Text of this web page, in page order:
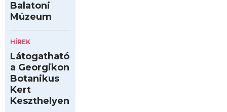
Balatoni
Múzeum
HÍREK
Látogatható
a Georgikon
Botanikus
Kert
Keszthelyen